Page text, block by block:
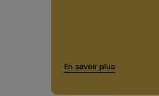
En savoir plus